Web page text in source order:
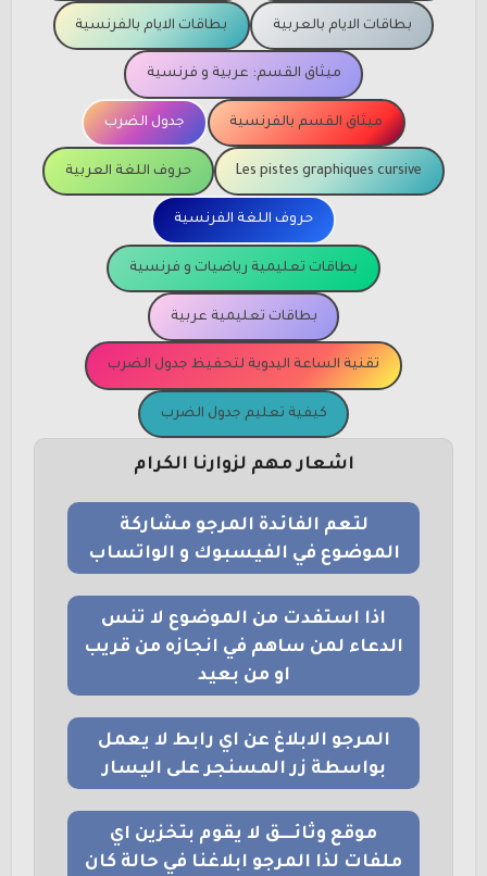
بطاقات الايام بالعربية بطاقات الايام بالفرنسية
ميثاق القسم: عربية و فرنسية
ميثاق القسم بالفرنسية جدول الضرب
Les pistes graphiques cursive حروف اللغة العربية
حروف اللغة الفرنسية
بطاقات تعليمية رياضيات و فرنسية
بطاقات تعليمية عربية
تقنية الساعة اليدوية لتحفيظ جدول الضرب
كيفية تعليم جدول الضرب
اشعار مهم لزوارنا الكرام
لتعم الفائدة المرجو مشاركة
الموضوع في الفيسبوك و الواتساب
اذا استفدت من الموضوع لا تنس
الدعاء لمن ساهم في انجازه من قريب
او من بعيد
المرجو الابلاغ عن اي رابط لا يعمل
بواسطة زر المسنجر على اليسار
موقع وثائــــق لا يقوم بتخزين اي
ملفات لذا المرجو ابلاغنا في حالة كان